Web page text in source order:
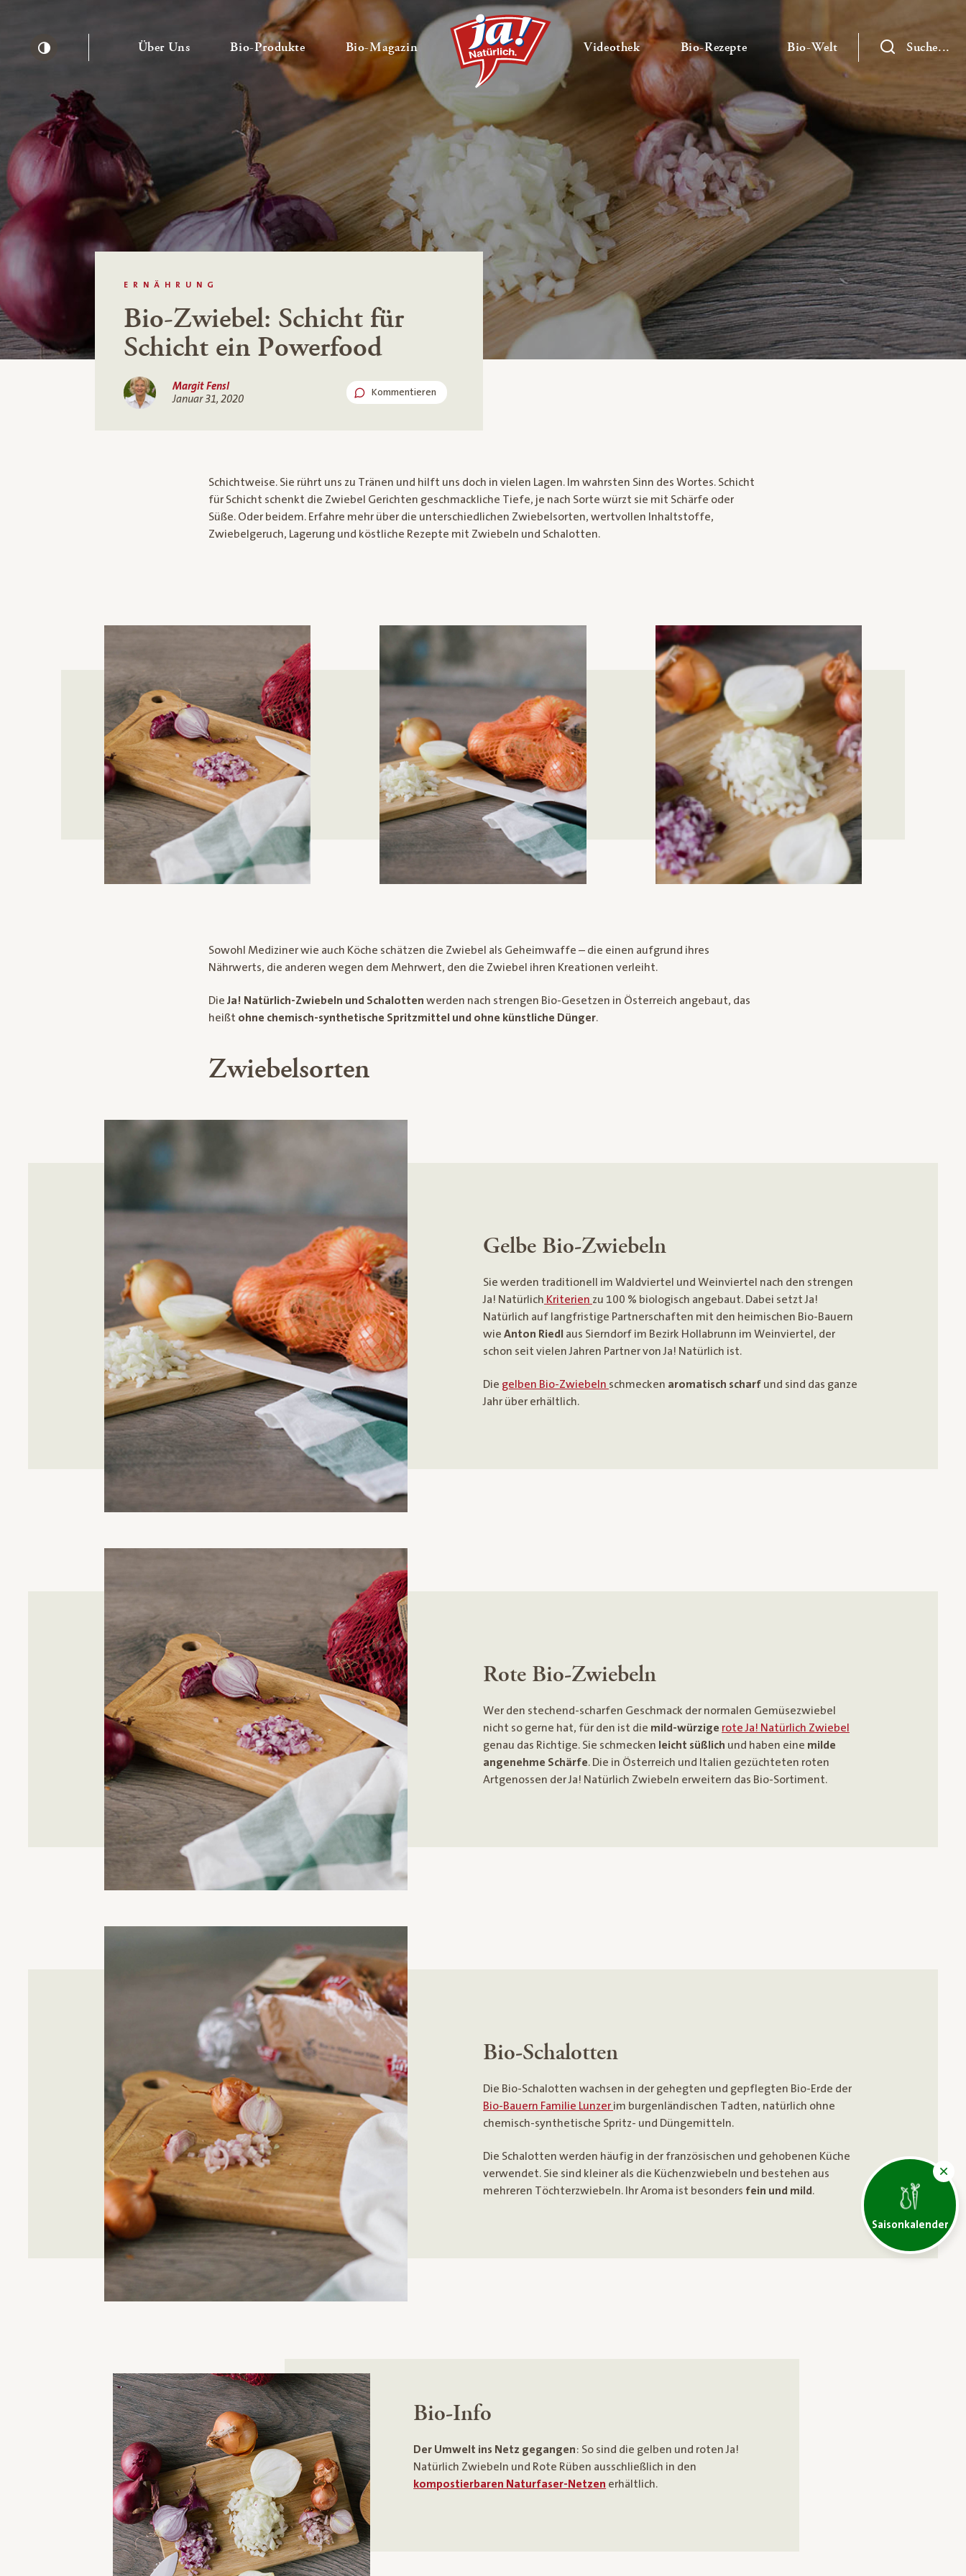
Über Uns— Untermenü ausklappen
Bio-Produkte— Untermenü ausklappen
Bio-Magazin— Untermenü ausklappen Videothek— Untermenü ausklappen
Bio-Rezepte— Untermenü ausklappen
Bio-Welt — UntermenüSuche...
Saisonkalender
ERNÄHRUNG
Bio-Zwiebel: Schicht für
Schicht ein Powerfood
Margit Fensl
Januar 31, 2020
Kommentieren
Schichtweise. Sie rührt uns zu Tränen und hilft uns doch in vielen Lagen. Im wahrsten Sinn des Wortes. Schicht
für Schicht schenkt die Zwiebel Gerichten geschmackliche Tiefe, je nach Sorte würzt sie mit Schärfe oder
Süße. Oder beidem. Erfahre mehr über die unterschiedlichen Zwiebelsorten, wertvollen Inhaltstoffe,
Zwiebelgeruch, Lagerung und köstliche Rezepte mit Zwiebeln und Schalotten.
Sowohl Mediziner wie auch Köche schätzen die Zwiebel als Geheimwaffe – die einen aufgrund ihres
Nährwerts, die anderen wegen dem Mehrwert, den die Zwiebel ihren Kreationen verleiht.
Die Ja! Natürlich-Zwiebeln und Schalotten werden nach strengen Bio-Gesetzen in Österreich angebaut, das
heißt ohne chemisch-synthetische Spritzmittel und ohne künstliche Dünger.
Zwiebelsorten
Gelbe Bio-Zwiebeln
Sie werden traditionell im Waldviertel und Weinviertel nach den strengen
Ja! Natürlich Kriterien zu 100 % biologisch angebaut. Dabei setzt Ja!
Natürlich auf langfristige Partnerschaften mit den heimischen Bio-Bauern
wie Anton Riedl aus Sierndorf im Bezirk Hollabrunn im Weinviertel, der
schon seit vielen Jahren Partner von Ja! Natürlich ist.
Die gelben Bio-Zwiebeln schmecken aromatisch scharf und sind das ganze
Jahr über erhältlich.
Rote Bio-Zwiebeln
Wer den stechend-scharfen Geschmack der normalen Gemüsezwiebel
nicht so gerne hat, für den ist die mild-würzige rote Ja! Natürlich Zwiebel
genau das Richtige. Sie schmecken leicht süßlich und haben eine milde
angenehme Schärfe. Die in Österreich und Italien gezüchteten roten
Artgenossen der Ja! Natürlich Zwiebeln erweitern das Bio-Sortiment.
Bio-Schalotten
Die Bio-Schalotten wachsen in der gehegten und gepflegten Bio-Erde der
Bio-Bauern Familie Lunzer im burgenländischen Tadten, natürlich ohne
chemisch-synthetische Spritz- und Düngemitteln.
Die Schalotten werden häufig in der französischen und gehobenen Küche
verwendet. Sie sind kleiner als die Küchenzwiebeln und bestehen aus
mehreren Töchterzwiebeln. Ihr Aroma ist besonders fein und mild.
Bio-Info
Der Umwelt ins Netz gegangen: So sind die gelben und roten Ja!
Natürlich Zwiebeln und Rote Rüben ausschließlich in den
kompostierbaren Naturfaser-Netzen erhältlich.